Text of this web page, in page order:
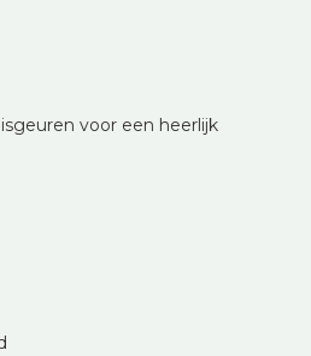
voor een heerlijk